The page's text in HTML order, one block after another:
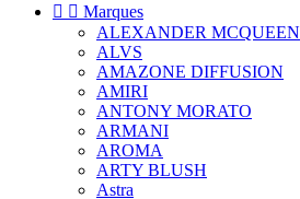
  Marques
ALEXANDER MCQUEEN
ALVS
AMAZONE DIFFUSION
AMIRI
ANTONY MORATO
ARMANI
AROMA
ARTY BLUSH
Astra